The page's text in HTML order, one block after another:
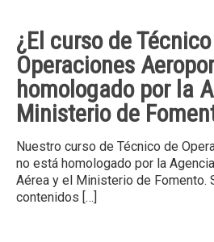
¿El curso de
Operaciones
homologado por la
Ministerio de
Nuestro curso de Técnico de
no está homologado por la
Aérea y el Ministerio de Fomento.
contenidos […]